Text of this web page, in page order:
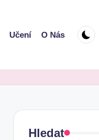
Učení O Nás
Hledat